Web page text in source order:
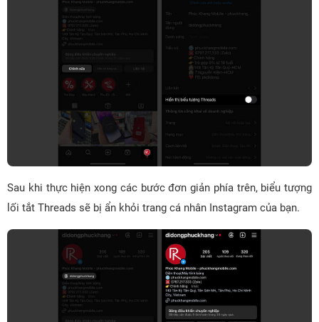
Sau khi thực hiện xong các bước đơn giản phía trên, biểu tượng
lối tắt Threads sẽ bị ẩn khỏi trang cá nhân Instagram của bạn.